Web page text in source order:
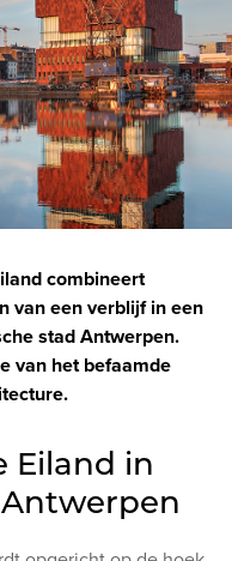
combineert
van een verblijf in een
stad Antwerpen.
van het befaamde
Eiland in